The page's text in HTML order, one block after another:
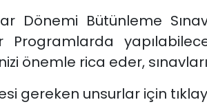
Dönemi Bütünleme
Programlarda
önemle rica eder,
gereken unsurlar için